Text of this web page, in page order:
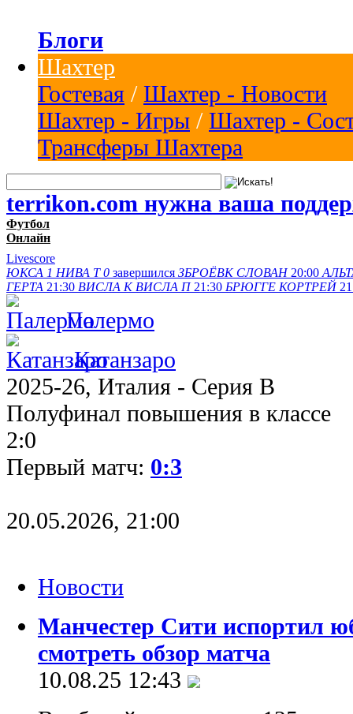
Блоги
Шахтер
Гостевая / Шахтер - Новости
Шахтер - Игры / Шахтер -
Трансферы Шахтера
terrikon.com нужна ваша
Футбол
Онлайн
Livescore
ЮКСА 1 НИВА Т 0 завершился ЗБРОЁВК СЛОВАН 20:00
ГЕРТА 21:30 ВИСЛА K ВИСЛА П 21:30 БРЮГГЕ КОРТРЕЙ
Палермо
Катанзаро
2025-26, Италия - Серия В
Полуфинал повышения в классе
2:0
Первый матч: 0:3
20.05.2026, 21:00
Новости
Манчестер Сити испортил
смотреть обзор матча
10.08.25 12:43